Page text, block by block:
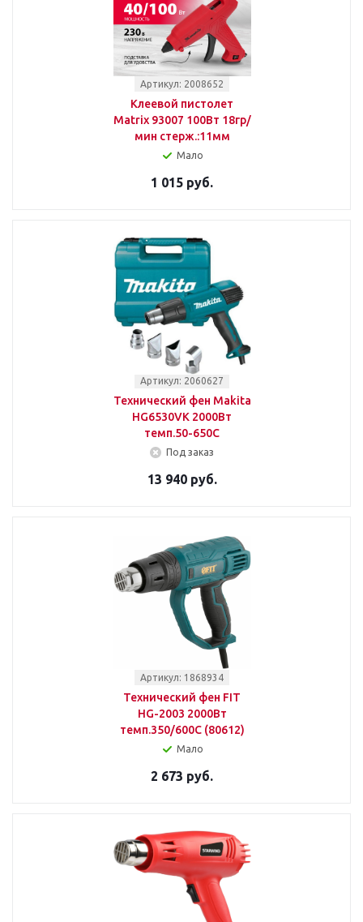
Артикул: 2008652
Клеевой пистолет
Matrix 93007 100Вт 18гр/
мин стерж.:11мм
Мало
1 015 руб.
Артикул: 2060627
Технический фен Makita
HG6530VK 2000Вт
темп.50-650С
Под заказ
13 940 руб.
Артикул: 1868934
Технический фен FIT
HG-2003 2000Вт
темп.350/600С (80612)
Мало
2 673 руб.